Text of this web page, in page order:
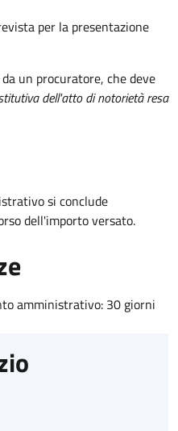
per la presentazione
un procuratore, che deve
dell'atto di notorietà resa
si conclude
dell'importo versato.
amministrativo: 30 giorni